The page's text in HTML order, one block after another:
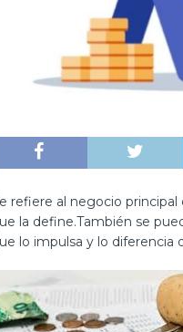
refiere al negocio
la define.También se
lo impulsa y lo diferencia